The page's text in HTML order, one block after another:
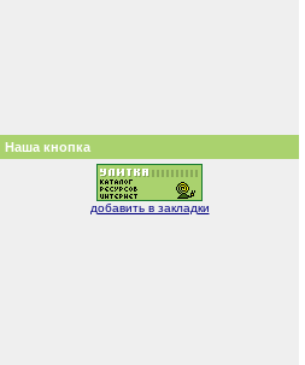
Наша кнопка
добавить в закладки